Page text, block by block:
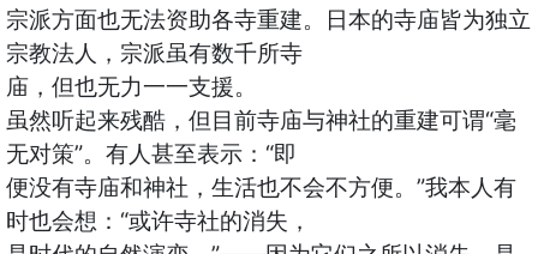
宗派方面也无法资助各寺重建。日本的寺庙皆为独立
宗教法人，宗派虽有数千所寺
庙，但也无力一一支援。
虽然听起来残酷，但目前寺庙与神社的重建可谓“毫
无对策”。有人甚至表示：“即
便没有寺庙和神社，生活也不会不方便。”我本人有
时也会想：“或许寺社的消失，